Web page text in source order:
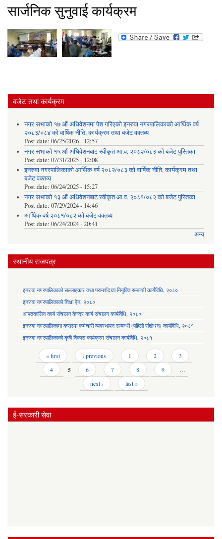
सार्जनिक सुनुवाई कार्यक्रम
बजेट तथा कार्यक्रम
नगर सभाको १७ औं अधिवेशनमा पेश गरिएको इनरुवा नगरपालिकाको आर्थिक वर्ष
२०८३/०८४ को वार्षिक नीति, कार्यक्रम तथा बजेट वक्तव्य
Post date: 06/25/2026 - 12:57
नगर सभाको १५ औं अधिवेशनबाट स्वीकृत आ.व. २०८२/०८३ को बजेट पुस्तिका
Post date: 07/31/2025 - 12:08
इनरुवा नगरपालिकाको आर्थिक वर्ष २०८२/०८३ को वार्षिक नीति, कार्यक्रम तथा
बजेट वक्तव्य
Post date: 06/24/2025 - 15:27
नगर सभाको १३ औं अधिवेशनबाट स्वीकृत आ.व. २०८१/०८२ को बजेट पुस्तिका
Post date: 07/29/2024 - 14:46
आर्थिक वर्ष २०८१/०८२ को बजेट वक्तव्य
Post date: 06/24/2024 - 20:41
अन्य
स्थानीय राजपत्र
इनरुवा नगरपालिकाको सल्लाहकार तथा परामर्शदाता नियुक्ति सम्बन्धी कार्यविधि, २०८०
इनरुवा नगरपालिकाको शिक्षा ऐन, २०८०
आपतकालिन कार्य संचालन केन्द्र कार्य संचालन कार्यविधि, २०८०
इनरुवा नगरपालिकामा करारमा कर्मचारी व्यवस्थापन सम्बन्धी (पहिलो संशोधन) कार्यविधि, २०८१
इनरुवा नगरपालिकाको कृषि विकास कार्यक्रम संचालन कार्यविधि, २०८१
« first ‹ previous 1 2
3
4
5 6 7 8 9
…
next ›
last »
ई-सरकारी सेवा